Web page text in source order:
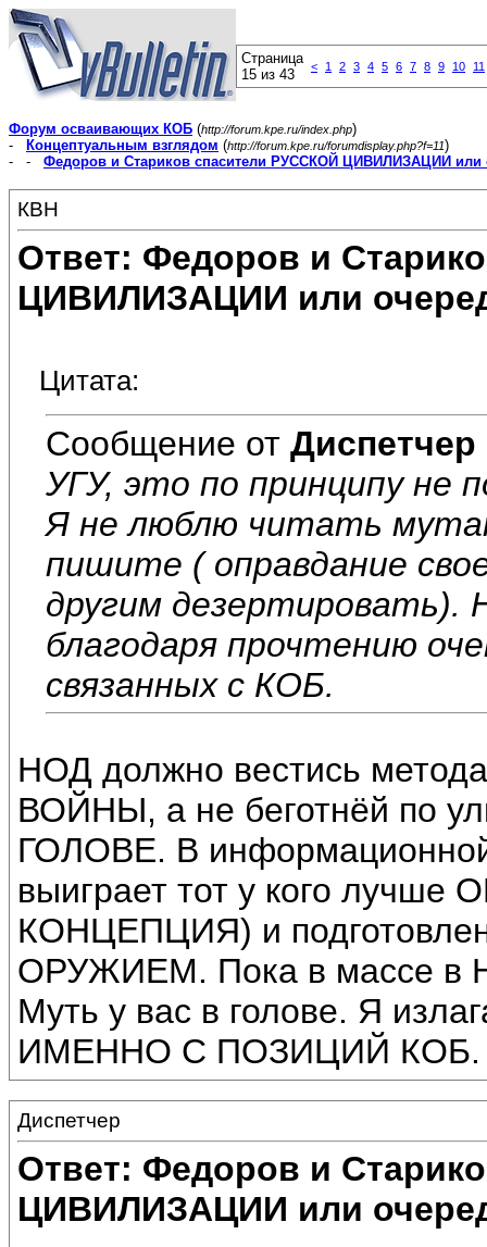
Страница
15 из 43
< 1 2 3 4 5 6 7 8 9 10 11
Форум осваивающих КОБ (http://forum.kpe.ru/index.php)
-
Концептуальным взглядом (http://forum.kpe.ru/forumdisplay.php?f=11)
- - Федоров и Стариков спасители РУССКОЙ ЦИВИЛИЗАЦИИ или
КВН
Ответ: Федоров и
ЦИВИЛИЗАЦИИ или
Цитата:
Сообщение от Диспетчер
УГУ, это по принципу не
Я не люблю читать
пишите ( оправдание
другим дезертировать).
благодаря прочтению
связанных с КОБ.
НОД должно вестись
ВОЙНЫ, а не беготнёй по
ГОЛОВЕ. В
выиграет тот у кого
КОНЦЕПЦИЯ) и
ОРУЖИЕМ. Пока в массе в
Муть у вас в голове. Я
ИМЕННО С ПОЗИЦИЙ КОБ. А
Диспетчер
Ответ: Федоров и
ЦИВИЛИЗАЦИИ или